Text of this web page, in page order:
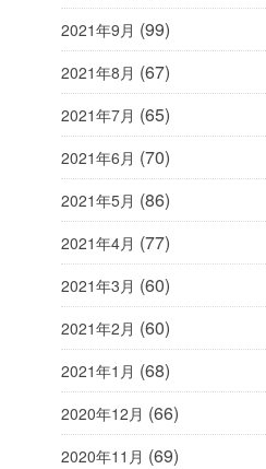
2021年9月 (99)
2021年8月 (67)
2021年7月 (65)
2021年6月 (70)
2021年5月 (86)
2021年4月 (77)
2021年3月 (60)
2021年2月 (60)
2021年1月 (68)
2020年12月 (66)
2020年11月 (69)